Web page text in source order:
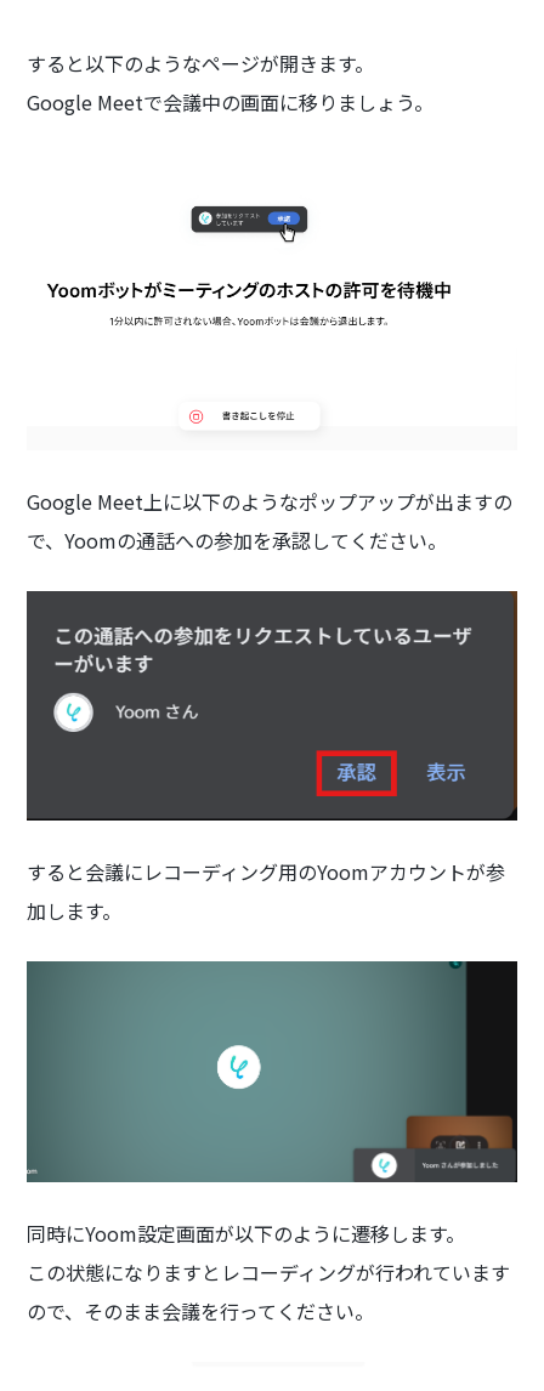
すると以下のようなページが開きます。
Google Meetで会議中の画面に移りましょう。
Google Meet上に以下のようなポップアップが出ますの
で、Yoomの通話への参加を承認してください。
すると会議にレコーディング用のYoomアカウントが参
加します。
同時にYoom設定画面が以下のように遷移します。
この状態になりますとレコーディングが行われています
ので、そのまま会議を行ってください。